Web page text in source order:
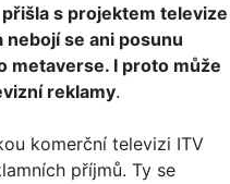
s projektem televize
se ani posunu
metaverse. I proto může
reklamy.
komerční televizi ITV
příjmů. Ty se